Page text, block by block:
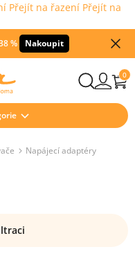
Přejít na řazení Přejít na
% Nakoupit
0
Napájecí adaptéry